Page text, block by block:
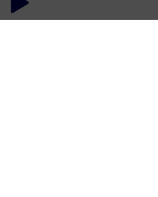
Commentaires